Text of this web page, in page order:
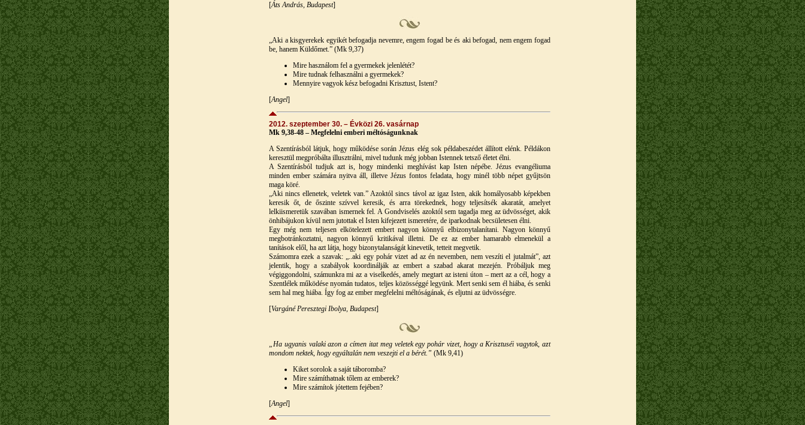
[Áts András, Budapest]
„Aki a kisgyerekek egyikét befogadja nevemre, engem fogad be és aki befogad, nem engem fogad
be, hanem Küldőmet.” (Mk 9,37)
Mire használom fel a gyermekek jelenlétét?
Mire tudnak felhasználni a gyermekek?
Mennyire vagyok kész befogadni Krisztust, Istent?
[Angel]
2012. szeptember 30. – Évközi 26. vasárnap
Mk 9,38-48 – Megfelelni emberi méltóságunknak
A Szentírásból látjuk, hogy működése során Jézus elég sok példabeszédet állított elénk. Példákon
keresztül megpróbálta illusztrálni, mivel tudunk még jobban Istennek tetsző életet élni.
A Szentírásból tudjuk azt is, hogy mindenki meghívást kap Isten népébe. Jézus evangéliuma
minden ember számára nyitva áll, illetve Jézus fontos feladata, hogy minél több népet gyűjtsön
maga köré.
„Aki nincs ellenetek, veletek van.” Azoktól sincs távol az igaz Isten, akik homályosabb képekben
keresik őt, de őszinte szívvel keresik, és arra törekednek, hogy teljesítsék akaratát, amelyet
lelkiismeretük szavában ismernek fel. A Gondviselés azoktól sem tagadja meg az üdvösséget, akik
önhibájukon kívül nem jutottak el Isten kifejezett ismeretére, de iparkodnak becsületesen élni.
Egy még nem teljesen elkötelezett embert nagyon könnyű elbizonytalanítani. Nagyon könnyű
megbotránkoztatni, nagyon könnyű kritikával illetni. De ez az ember hamarabb elmenekül a
tanítások elől, ha azt látja, hogy bizonytalanságát kinevetik, tetteit megvetik.
Számomra ezek a szavak: „..aki egy pohár vizet ad az én nevemben, nem veszíti el jutalmát”, azt
jelentik, hogy a szabályok koordinálják az embert a szabad akarat mezején. Próbáljuk meg
végiggondolni, számunkra mi az a viselkedés, amely megtart az isteni úton – mert az a cél, hogy a
Szentlélek működése nyomán tudatos, teljes közösséggé legyünk. Mert senki sem él hiába, és senki
sem hal meg hiába. Így fog az ember megfelelni méltóságának, és eljutni az üdvösségre.
[Vargáné Peresztegi Ibolya, Budapest]
„Ha ugyanis valaki azon a címen itat meg veletek egy pohár vizet, hogy a Krisztuséi vagytok, azt
mondom nektek, hogy egyáltalán nem veszejti el a bérét.” (Mk 9,41)
Kiket sorolok a saját táboromba?
Mire számíthatnak tőlem az emberek?
Mire számítok jótettem fejében?
[Angel]